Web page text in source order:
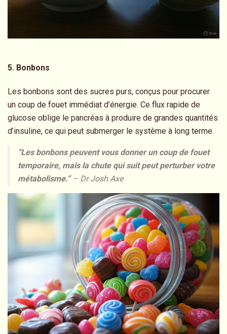
5. Bonbons
Les bonbons sont des sucres purs, conçus pour procurer
un coup de fouet immédiat d’énergie. Ce flux rapide de
glucose oblige le pancréas à produire de grandes quantités
d’insuline, ce qui peut submerger le système à long terme.
“Les bonbons peuvent vous donner un coup de fouet
temporaire, mais la chute qui suit peut perturber votre
métabolisme.”– Dr Josh Axe